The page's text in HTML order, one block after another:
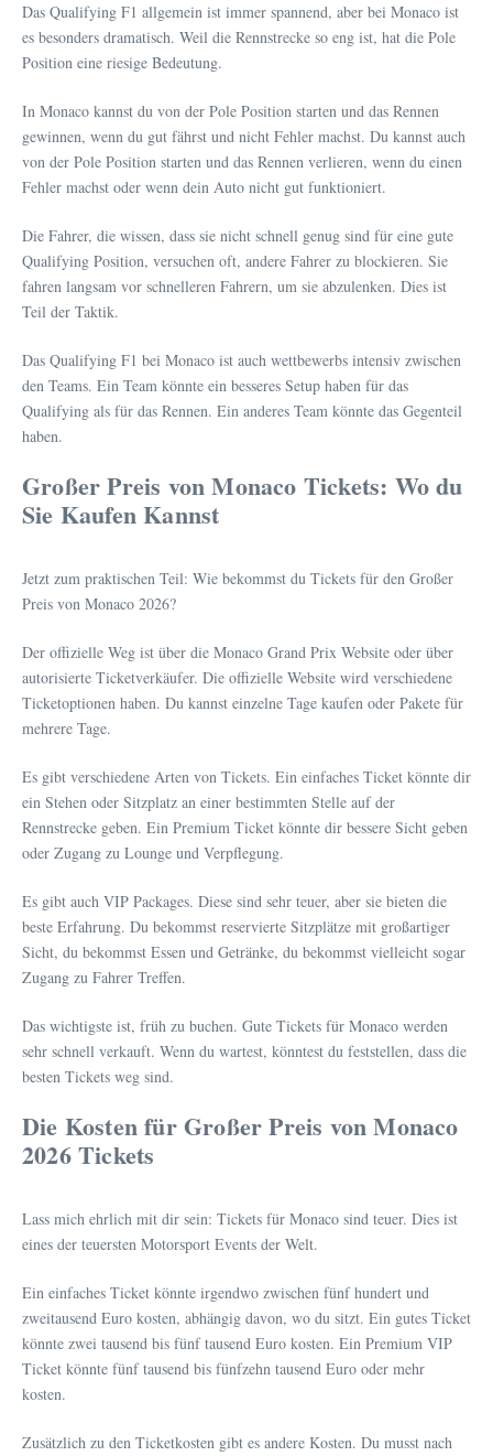
Das Qualifying F1 allgemein ist immer spannend, aber bei Monaco ist
es besonders dramatisch. Weil die Rennstrecke so eng ist, hat die Pole
Position eine riesige Bedeutung.
In Monaco kannst du von der Pole Position starten und das Rennen
gewinnen, wenn du gut fährst und nicht Fehler machst. Du kannst auch
von der Pole Position starten und das Rennen verlieren, wenn du einen
Fehler machst oder wenn dein Auto nicht gut funktioniert.
Die Fahrer, die wissen, dass sie nicht schnell genug sind für eine gute
Qualifying Position, versuchen oft, andere Fahrer zu blockieren. Sie
fahren langsam vor schnelleren Fahrern, um sie abzulenken. Dies ist
Teil der Taktik.
Das Qualifying F1 bei Monaco ist auch wettbewerbs intensiv zwischen
den Teams. Ein Team könnte ein besseres Setup haben für das
Qualifying als für das Rennen. Ein anderes Team könnte das Gegenteil
haben.
Großer Preis von Monaco Tickets: Wo du
Sie Kaufen Kannst
Jetzt zum praktischen Teil: Wie bekommst du Tickets für den Großer
Preis von Monaco 2026?
Der offizielle Weg ist über die Monaco Grand Prix Website oder über
autorisierte Ticketverkäufer. Die offizielle Website wird verschiedene
Ticketoptionen haben. Du kannst einzelne Tage kaufen oder Pakete für
mehrere Tage.
Es gibt verschiedene Arten von Tickets. Ein einfaches Ticket könnte dir
ein Stehen oder Sitzplatz an einer bestimmten Stelle auf der
Rennstrecke geben. Ein Premium Ticket könnte dir bessere Sicht geben
oder Zugang zu Lounge und Verpflegung.
Es gibt auch VIP Packages. Diese sind sehr teuer, aber sie bieten die
beste Erfahrung. Du bekommst reservierte Sitzplätze mit großartiger
Sicht, du bekommst Essen und Getränke, du bekommst vielleicht sogar
Zugang zu Fahrer Treffen.
Das wichtigste ist, früh zu buchen. Gute Tickets für Monaco werden
sehr schnell verkauft. Wenn du wartest, könntest du feststellen, dass die
besten Tickets weg sind.
Die Kosten für Großer Preis von Monaco
2026 Tickets
Lass mich ehrlich mit dir sein: Tickets für Monaco sind teuer. Dies ist
eines der teuersten Motorsport Events der Welt.
Ein einfaches Ticket könnte irgendwo zwischen fünf hundert und
zweitausend Euro kosten, abhängig davon, wo du sitzt. Ein gutes Ticket
könnte zwei tausend bis fünf tausend Euro kosten. Ein Premium VIP
Ticket könnte fünf tausend bis fünfzehn tausend Euro oder mehr
kosten.
Zusätzlich zu den Ticketkosten gibt es andere Kosten. Du musst nach